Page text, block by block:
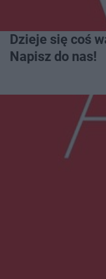
Dzieje się coś
Napisz do nas!